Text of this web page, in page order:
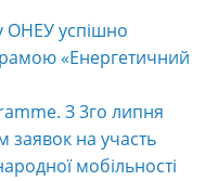
соціально-
вісник ОНЕУ»
та включені до
видань України
бізнес та
освіти і науки